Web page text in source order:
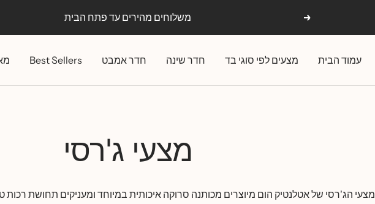
הקודם משלוחים מהירים עד פתח הבית
עמוד הבית מצעים לפי סוגי בד חדר שינה חדר אמבט Best Sellers
מצעי ג'רסי
מצעי הג'רסי של אטלנטיק הום מיוצרים מכותנה סרוקה איכותית במיוחד ומעניקים תחושת רכות